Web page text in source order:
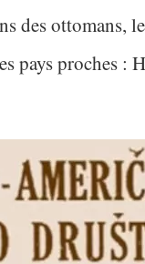
des ottomans,
pays proches :